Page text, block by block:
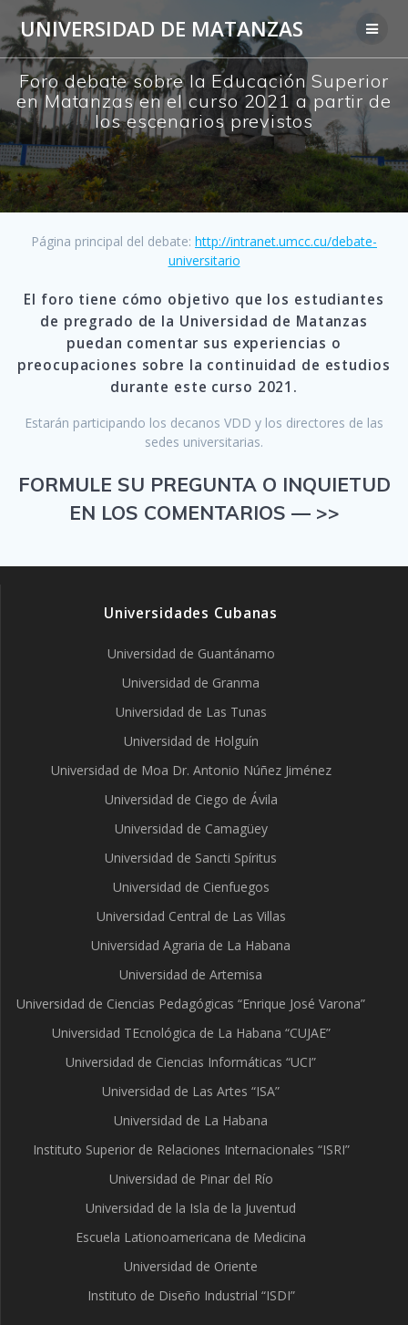
al
contenido
UNIVERSIDAD DE MATANZAS
Foro debate sobre la Educación Superior
en Matanzas en el curso 2021 a partir de
los escenarios previstos
Página principal del debate: http://intranet.umcc.cu/debate-
universitario
El foro tiene cómo objetivo que los estudiantes
de pregrado de la Universidad de Matanzas
puedan comentar sus experiencias o
preocupaciones sobre la continuidad de estudios
durante este curso 2021.
Estarán participando los decanos VDD y los directores de las
sedes universitarias.
FORMULE SU PREGUNTA O INQUIETUD
EN LOS COMENTARIOS — >>
Universidades Cubanas
Universidad de Guantánamo
Universidad de Granma
Universidad de Las Tunas
Universidad de Holguín
Universidad de Moa Dr. Antonio Núñez Jiménez
Universidad de Ciego de Ávila
Universidad de Camagüey
Universidad de Sancti Spíritus
Universidad de Cienfuegos
Universidad Central de Las Villas
Universidad Agraria de La Habana
Universidad de Artemisa
Universidad de Ciencias Pedagógicas “Enrique José Varona”
Universidad TEcnológica de La Habana “CUJAE”
Universidad de Ciencias Informáticas “UCI”
Universidad de Las Artes “ISA”
Universidad de La Habana
Instituto Superior de Relaciones Internacionales “ISRI”
Universidad de Pinar del Río
Universidad de la Isla de la Juventud
Escuela Lationoamericana de Medicina
Universidad de Oriente
Instituto de Diseño Industrial “ISDI”